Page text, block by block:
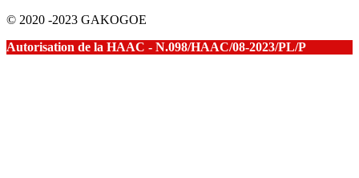
© 2020 -2023 GAKOGOE
Autorisation de la HAAC - N.098/HAAC/08-2023/PL/P